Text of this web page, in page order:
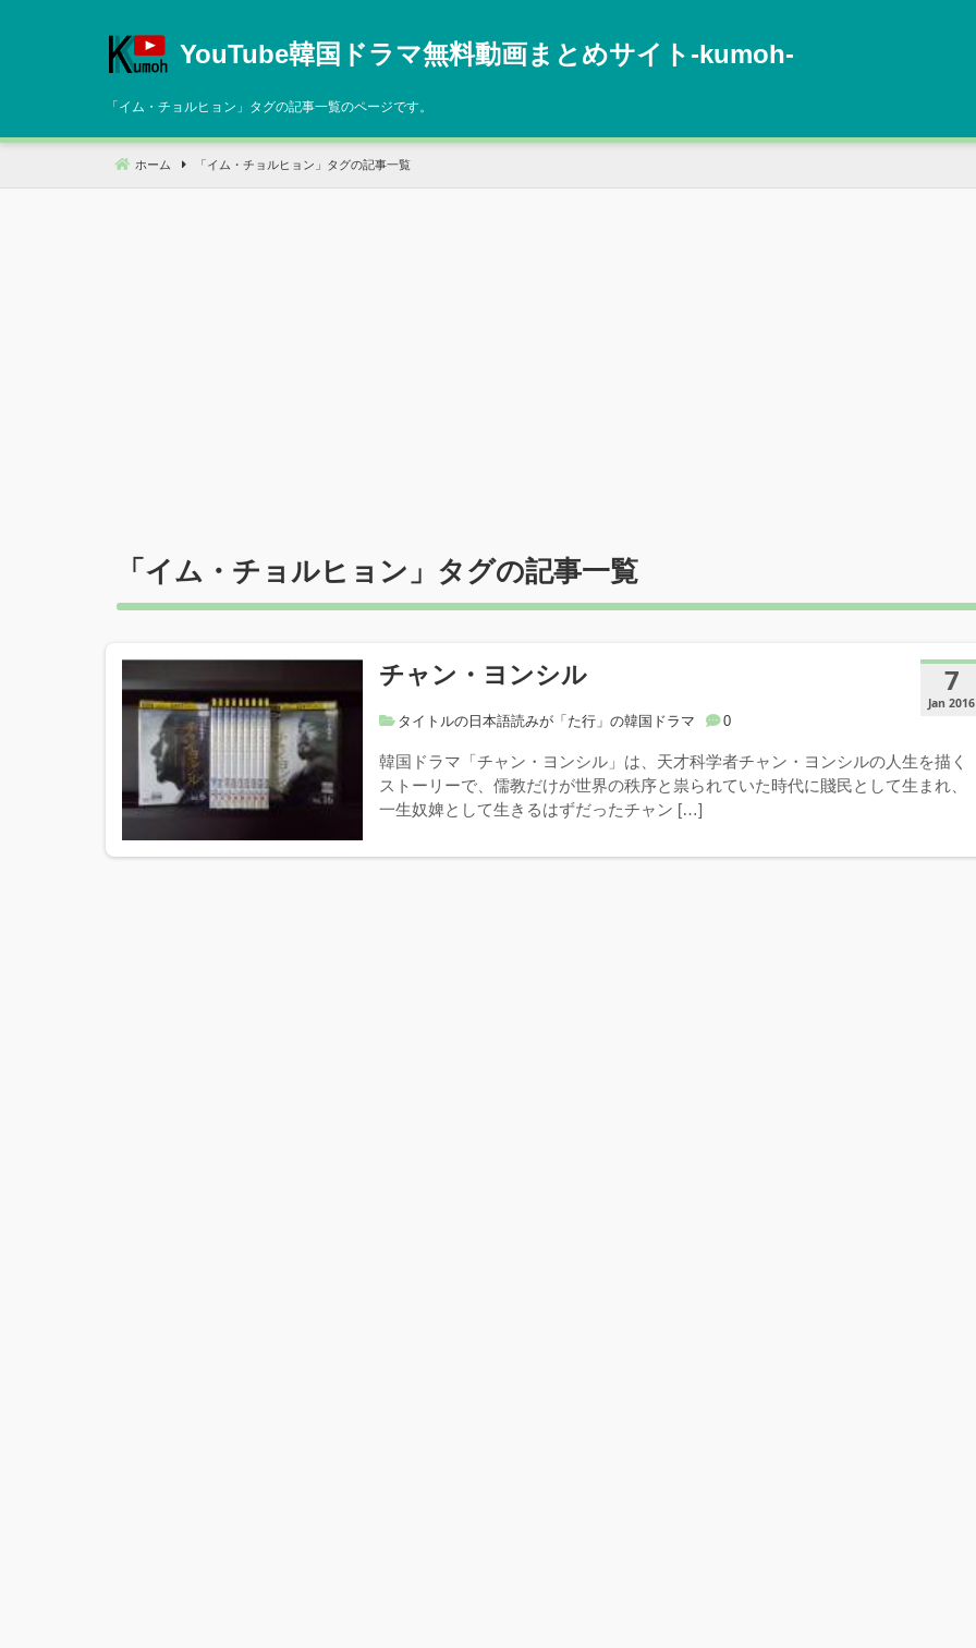
へ
動
YouTube韓国ドラマ無料動画まとめサイト‐kumoh‐
「 イム・チョルヒョン 」タグの記事一覧のページです。
ホーム 「 イム・チョルヒョン 」タグの記事一覧
「 イム・チョルヒョン 」タグの記事一覧
7
Jan 2016
チャン・ヨンシル
タイトルの日本語読みが「た行」の韓国ドラマ 0
韓国ドラマ「チャン・ヨンシル」は、天才科学者チャン・ヨンシルの人生を描く
ストーリーで、儒教だけが世界の秩序と祟られていた時代に賤民として生まれ、
一生奴婢として生きるはずだったチャン […]